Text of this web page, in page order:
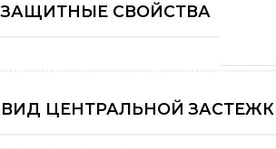
ЗАЩИТНЫЕ СВОЙСТВА
ВИД ЦЕНТРАЛЬНОЙ